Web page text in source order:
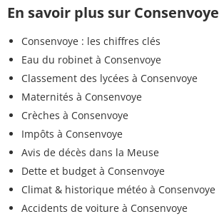
En savoir plus sur Consenvoye
Consenvoye : les chiffres clés
Eau du robinet à Consenvoye
Classement des lycées à Consenvoye
Maternités à Consenvoye
Crèches à Consenvoye
Impôts à Consenvoye
Avis de décès dans la Meuse
Dette et budget à Consenvoye
Climat & historique météo à Consenvoye
Accidents de voiture à Consenvoye